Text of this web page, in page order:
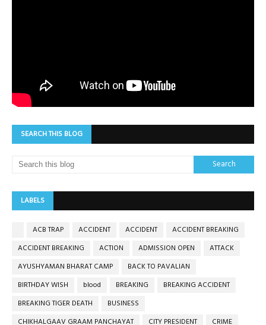
SEARCH THIS BLOG
LABELS
ACB TRAP ACCIDENT ACCIDENT
ACCIDENT BREAKING
ACCIDENT BREAKING
ACTION ADMISSION OPEN
ATTACK
AYUSHYAMAN BHARAT CAMP
BACK TO PAVALIAN
BIRTHDAY WISH
blood BREAKING
BREAKING ACCIDENT
BREAKING TIGER DEATH
BUSINESS
CHIKHALGAAV GRAAM PANCHAYAT
CITY PRESIDENT
CRIME